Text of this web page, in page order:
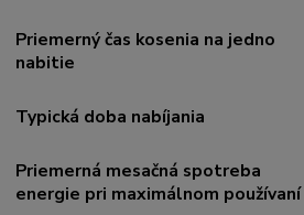
Priemerný čas kosenia na jedno
nabitie
Typická doba nabíjania
Priemerná mesačná spotreba
energie pri maximálnom používaní